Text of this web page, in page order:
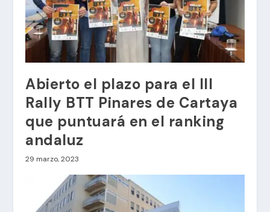
Abierto el plazo para el III
Rally BTT Pinares de Cartaya
que puntuará en el ranking
andaluz
29 marzo, 2023